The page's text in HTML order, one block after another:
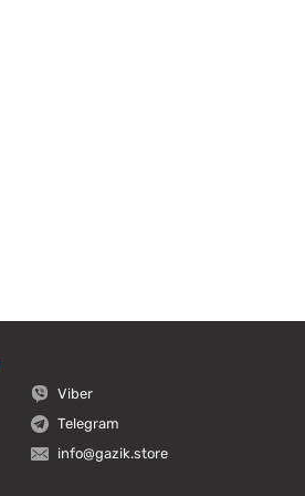
Viber
Telegram
info@gazik.store